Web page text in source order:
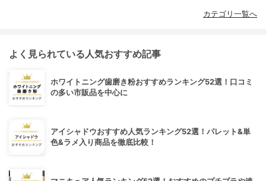
カテゴリ一覧へ
よく見られている人気おすすめ記事
ホワイトニング歯磨き粉おすすめランキング52選！口コミ
の多い市販品を中心に
アイシャドウおすすめ人気ランキング52選！パレット&単
色&ラメ入り商品を徹底比較！